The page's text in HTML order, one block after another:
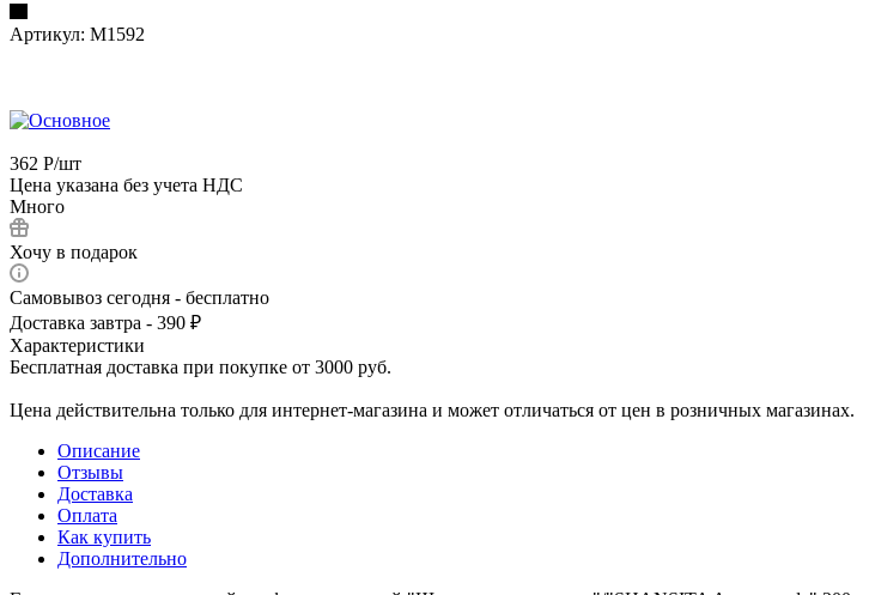
Артикул: М1592
362 Р/шт
Цена указана без учета НДС
Много
Хочу в подарок
Самовывоз сегодня - бесплатно
Доставка завтра - 390 ₽
Характеристики
Бесплатная доставка при покупке от 3000 руб.
Цена действительна только для интернет-магазина и может отличаться от цен в розничных магазинах.
Описание
Отзывы
Доставка
Оплата
Как купить
Дополнительно